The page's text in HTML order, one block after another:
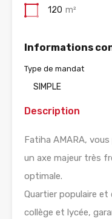
120 m²
Informations
Type de mandat
SIMPLE
Description
Fatiha AMARA,
un axe majeur très
optimale.
Quartier populaire et
collège et lycée,